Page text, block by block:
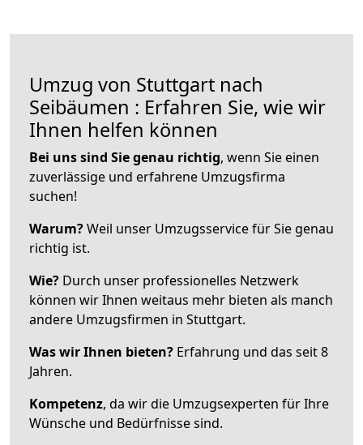
Umzug von Stuttgart nach
Seibäumen : Erfahren Sie, wie wir
Ihnen helfen können
Bei uns sind Sie genau richtig, wenn Sie einen
zuverlässige und erfahrene Umzugsfirma
suchen!
Warum?Weil unser Umzugsservice für Sie genau
richtig ist.
Wie? Durch unser professionelles Netzwerk
können wir Ihnen weitaus mehr bieten als manch
andere Umzugsfirmen in Stuttgart.
Was wir Ihnen bieten? Erfahrung und das seit 8
Jahren.
Kompetenz, da wir die Umzugsexperten für Ihre
Wünsche und Bedürfnisse sind.